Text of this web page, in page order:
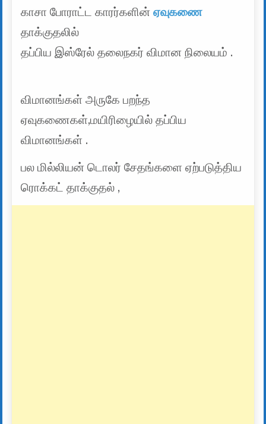
காசா போராட்ட காரர்களின் ஏவுகணை
தாக்குதலில்
தப்பிய இஸ்ரேல் தலைநகர் விமான நிலையம் .
விமானங்கள் அருகே பறந்த
ஏவுகணைகள்,மயிரிழையில் தப்பிய
விமானங்கள் .
பல மில்லியன் டொலர் சேதங்களை ஏற்படுத்திய
ரொக்கட் தாக்குதல் ,